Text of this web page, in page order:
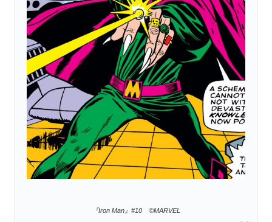
『Iron Man』#10 ©MARVEL